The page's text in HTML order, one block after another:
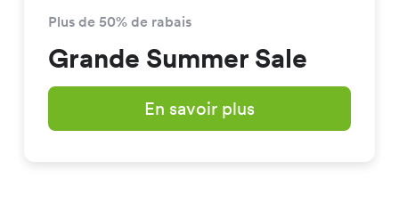
Plus de 50% de rabais
Grande Summer Sale
En savoir plus